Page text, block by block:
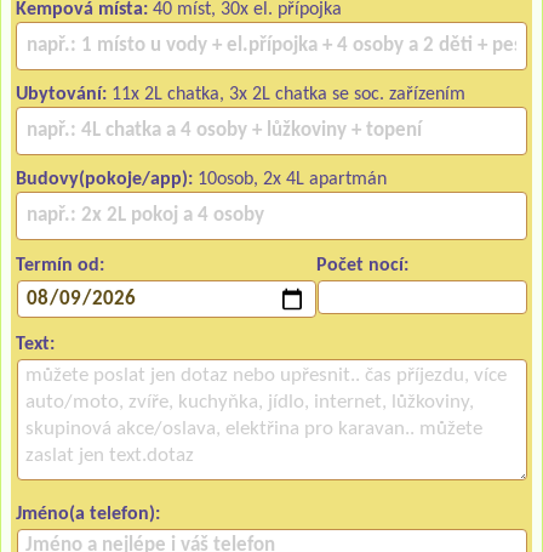
Kempová místa: 40 míst, 30x el. přípojka
Ubytování: 11x 2L chatka, 3x 2L chatka se soc. zařízením
Budovy(pokoje/app): 10osob, 2x 4L apartmán
Termín od: Počet nocí:
Text:
Jméno(a telefon):